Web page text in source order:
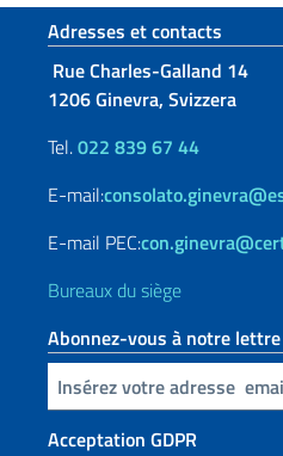
Section de
Adresses et contacts
Rue Charles-Galland 14
1206 Ginevra, Svizzera
Tel.022 839 67 44
E-mail:
E-mail PEC:
Bureaux du siège
Abonnez-vous à notre
Insert your email
Acceptation GDPR